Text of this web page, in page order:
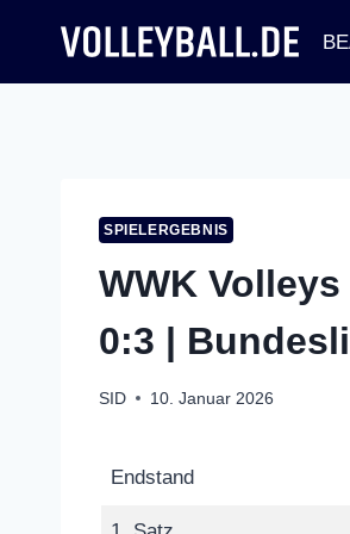
springen
SPIELERGEBNIS
WWK
0:3 |
SID 10. Januar 2026
Endstand